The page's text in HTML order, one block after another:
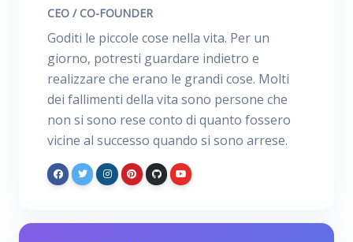
CEO / CO-FOUNDER
Goditi le piccole cose nella vita. Per un
giorno, potresti guardare indietro e
realizzare che erano le grandi cose. Molti
dei fallimenti della vita sono persone che
non si sono rese conto di quanto fossero
vicine al successo quando si sono arrese.